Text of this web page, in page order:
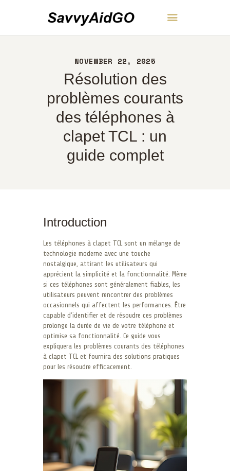
NOVEMBER 22, 2025
Résolution des
problèmes courants
des téléphones à
clapet TCL : un
guide complet
SavvyAidGO
ACCUEIL
À PROPOS
CONTACT
POLITIQUE
FRANÇAIS
Introduction
Les téléphones à clapet TCL sont un mélange de
technologie moderne avec une touche
nostalgique, attirant les utilisateurs qui
apprécient la simplicité et la fonctionnalité. Même
si ces téléphones sont généralement fiables, les
utilisateurs peuvent rencontrer des problèmes
occasionnels qui affectent les performances. Être
capable d’identifier et de résoudre ces problèmes
prolonge la durée de vie de votre téléphone et
optimise sa fonctionnalité. Ce guide vous
expliquera les problèmes courants des téléphones
à clapet TCL et fournira des solutions pratiques
pour les résoudre efficacement.